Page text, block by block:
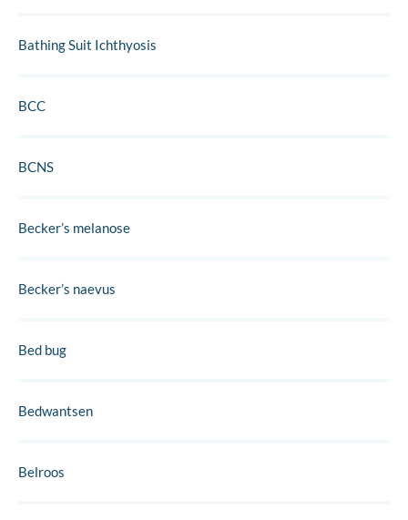
Bathing Suit Ichthyosis
BCC
BCNS
Becker’s melanose
Becker’s naevus
Bed bug
Bedwantsen
Belroos